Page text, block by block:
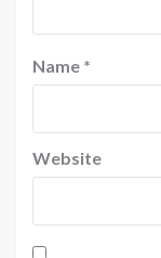
Name *
Website